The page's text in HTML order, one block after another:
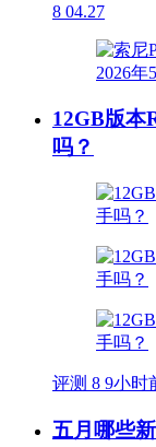
8 04.27
12GB版本
吗？
评测 8 9小时
五月哪些